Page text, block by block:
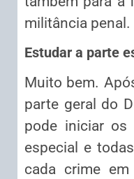
militância penal.
Estudar a parte
Muito bem.
parte geral do
pode iniciar os
especial e
cada crime